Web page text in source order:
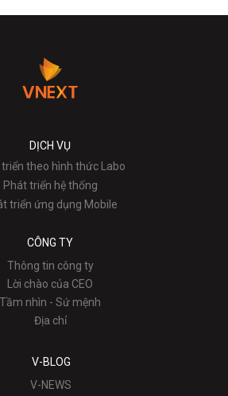
DỊCH VỤ
triển theo hình thức Labo
Phát triển hệ thống
triển ứng dụng Mobile
CÔNG TY
Thông tin công ty
Lời chào của CEO
Tầm nhìn - Sứ mệnh
Địa chỉ
V-BLOG
V-NEWS